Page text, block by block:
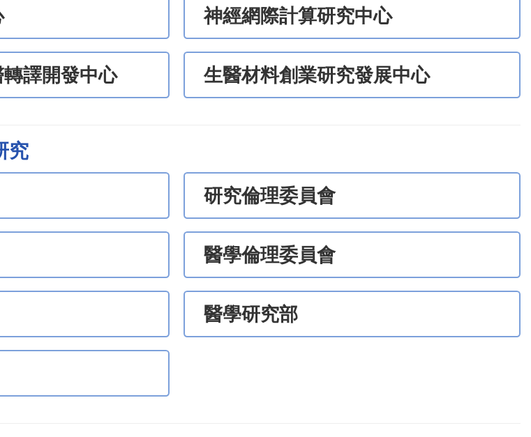
神經網際計算研究中心
譯開發中心 生醫材料創業研究發展中心
究
研究倫理委員會
醫學倫理委員會
醫學研究部